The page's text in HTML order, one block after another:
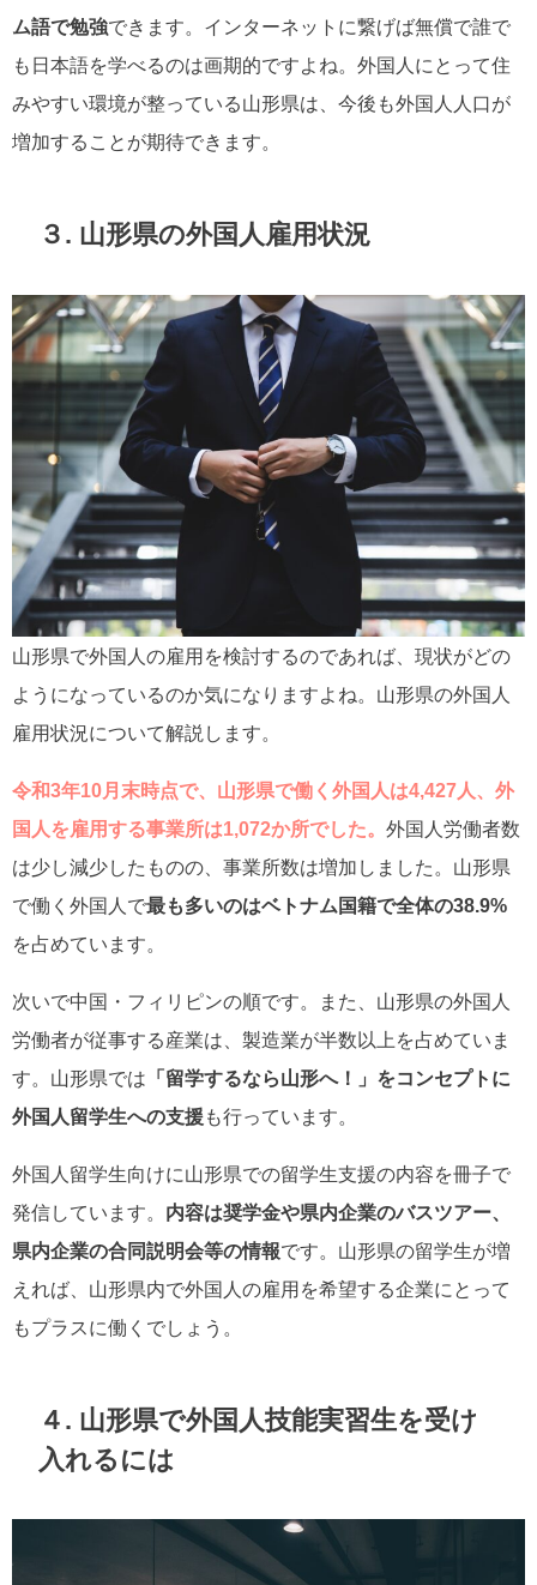
ム語で勉強できます。インターネットに繋げば無償で誰で
も日本語を学べるのは画期的ですよね。外国人にとって住
みやすい環境が整っている山形県は、今後も外国人人口が
増加することが期待できます。
３. 山形県の外国人雇用状況
山形県で外国人の雇用を検討するのであれば、現状がどの
ようになっているのか気になりますよね。山形県の外国人
雇用状況について解説します。
令和3年10月末時点で、山形県で働く外国人は4,427人、外
国人を雇用する事業所は1,072か所でした。 外国人労働者数
は少し減少したものの、事業所数は増加しました。山形県
で働く外国人で最も多いのはベトナム国籍で全体の38.9%
を占めています。
次いで中国・フィリピンの順です。また、山形県の外国人
労働者が従事する産業は、製造業が半数以上を占めていま
す。山形県では 「留学するなら山形へ！」をコンセプトに
外国人留学生への支援も行っています。
外国人留学生向けに山形県での留学生支援の内容を冊子で
発信しています。 内容は奨学金や県内企業のバスツアー、
県内企業の合同説明会等の情報です。山形県の留学生が増
えれば、山形県内で外国人の雇用を希望する企業にとって
もプラスに働くでしょう。
４. 山形県で外国人技能実習生を受け
入れるには